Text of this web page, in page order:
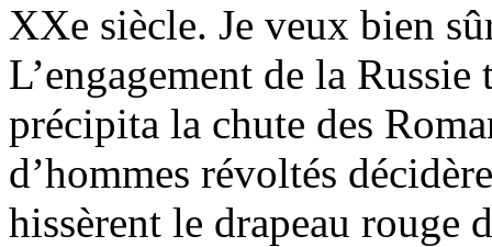
XXe siècle. Je veux bien
L’engagement de la
précipita la chute des
d’hommes révoltés
hissèrent le drapeau rouge